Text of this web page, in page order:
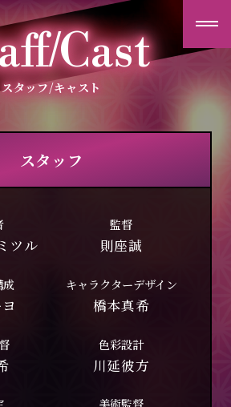
ー
ター
フ/キャスト
Cast
スタッフ/キャスト
スタッフ
ツル
監督
則座誠
成 キャラクターデザイン
橋本真希
色彩設計
川延彼方